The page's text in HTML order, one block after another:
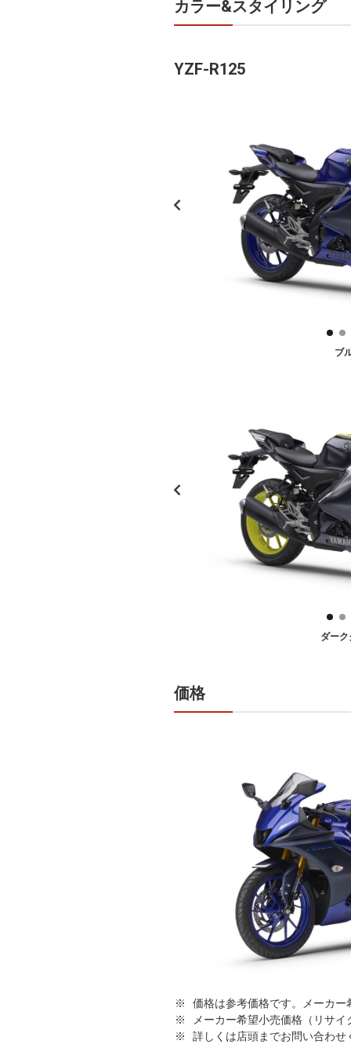
カラー&スタイリング
YZF-R125
ブ
ダー
価格
価格は参考価格です。メーカ
メーカー希望小売価格（リサ
詳しくは店頭までお問い合わせ